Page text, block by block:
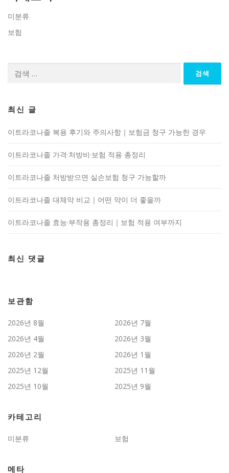
미분류
보험
최신 글
이트라코나졸 복용 후기와 주의사항｜보험금 청구 가능한 경우
이트라코나졸 가격·처방비·보험 적용 총정리
이트라코나졸 처방받으면 실손보험 청구 가능할까
이트라코나졸 대체약 비교｜어떤 약이 더 좋을까
이트라코나졸 효능·부작용 총정리｜보험 적용 여부까지
최신 댓글
보관함
2026년 8월
2026년 7월
2026년 4월
2026년 3월
2026년 2월
2026년 1월
2025년 12월
2025년 11월
2025년 10월
2025년 9월
카테고리
미분류 보험
메타